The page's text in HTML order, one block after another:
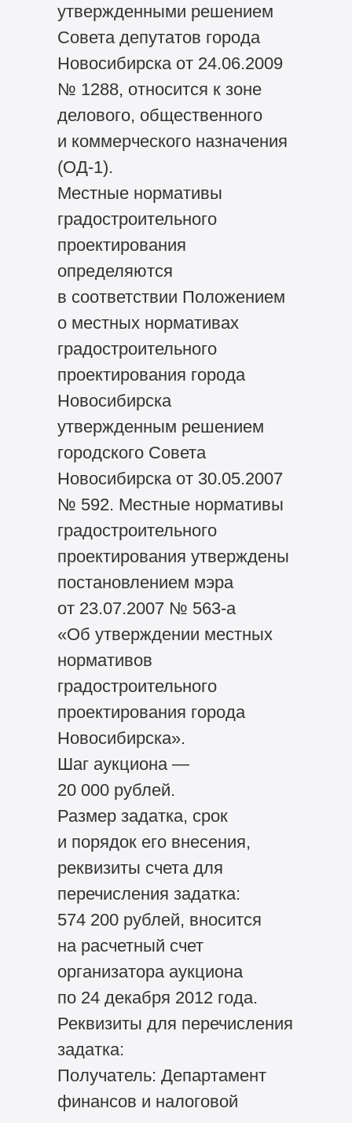
утвержденными решением
Совета депутатов города
Новосибирска от 24.06.2009
№ 1288, относится к зоне
делового, общественного
и коммерческого назначения
(ОД-1).
Местные нормативы
градостроительного
проектирования
определяются
в соответствии Положением
о местных нормативах
градостроительного
проектирования города
Новосибирска
утвержденным решением
городского Совета
Новосибирска от 30.05.2007
№ 592. Местные нормативы
градостроительного
проектирования утверждены
постановлением мэра
от 23.07.2007 № 563-а
«Об утверждении местных
нормативов
градостроительного
проектирования города
Новосибирска».
Шаг аукциона —
20 000 рублей.
Размер задатка, срок
и порядок его внесения,
реквизиты счета для
перечисления задатка:
574 200 рублей, вносится
на расчетный счет
организатора аукциона
по 24 декабря 2012 года.
Реквизиты для перечисления
задатка:
Получатель: Департамент
финансов и налоговой